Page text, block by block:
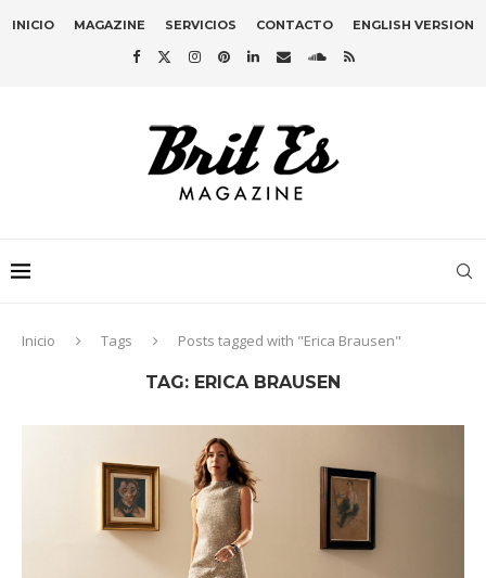
INICIO MAGAZINE SERVICIOS CONTACTO ENGLISH VERSION
Inicio Tags Posts tagged with "Erica Brausen"
TAG: ERICA BRAUSEN